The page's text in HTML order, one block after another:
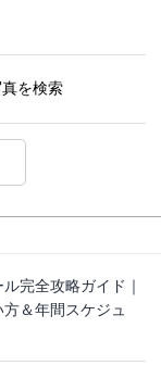
を検索
完全攻略ガイド｜
＆年間スケジュ